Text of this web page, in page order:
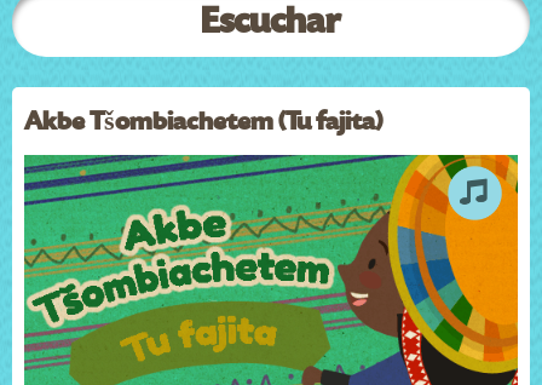
Escuchar
Akbe Tšombiachetem (Tu fajita)